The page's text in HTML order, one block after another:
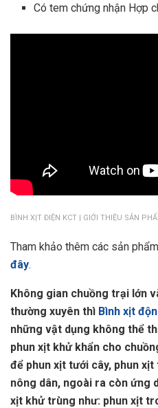
Có tem chứng nhận Hợp
BÌNH XỊT ĐIỆN KCT | GIỚI THIỆU SẢN
Tham khảo thêm các sản
đây.
Không gian chuồng trại lớn
thường xuyên thì Bình xịt
những vật dụng không thể
phun xịt khử khẩn cho
để phun xịt tưới cây, phun
nông dân, ngoài ra còn ứng
xịt khử trùng như: phun xịt